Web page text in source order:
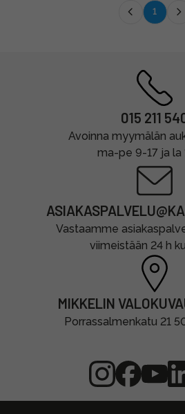
1
015 211
Avoinna myymälän
ma-pe 9-17 ja la
Vastaamme
viimeistään 24 h
MIKKELIN
Porrassalmenkatu 21